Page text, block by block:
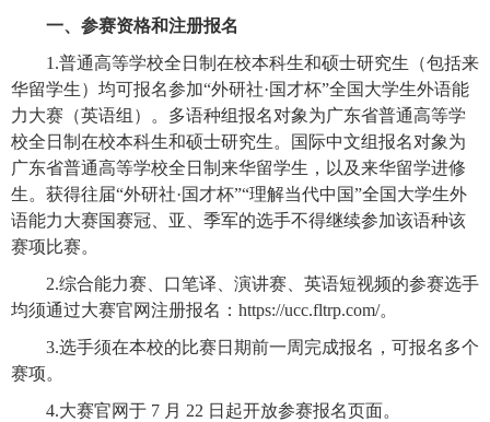
一、参赛资格和注册报名
1.普通高等学校全日制在校本科生和硕士研究生（包括来
华留学生）均可报名参加“外研社·国才杯”全国大学生外语能
力大赛（英语组）。多语种组报名对象为广东省普通高等学
校全日制在校本科生和硕士研究生。国际中文组报名对象为
广东省普通高等学校全日制来华留学生，以及来华留学进修
生。获得往届“外研社·国才杯”“理解当代中国”全国大学生外
语能力大赛国赛冠、亚、季军的选手不得继续参加该语种该
赛项比赛。
2.综合能力赛、口笔译、演讲赛、英语短视频的参赛选手
均须通过大赛官网注册报名：https://ucc.fltrp.com/。
3.选手须在本校的比赛日期前一周完成报名，可报名多个
赛项。
4.大赛官网于 7 月 22 日起开放参赛报名页面。